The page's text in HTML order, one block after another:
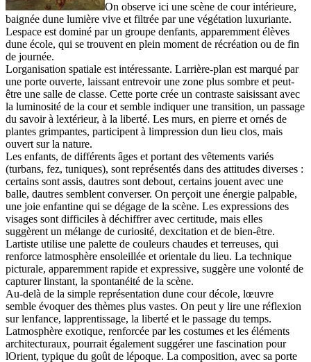
On observe ici une scène de cour intérieure,
baignée dune lumière vive et filtrée par une végétation luxuriante.
Lespace est dominé par un groupe denfants, apparemment élèves
dune école, qui se trouvent en plein moment de récréation ou de fin
de journée.
Lorganisation spatiale est intéressante. Larrière-plan est marqué par
une porte ouverte, laissant entrevoir une zone plus sombre et peut-
être une salle de classe. Cette porte crée un contraste saisissant avec
la luminosité de la cour et semble indiquer une transition, un passage
du savoir à lextérieur, à la liberté. Les murs, en pierre et ornés de
plantes grimpantes, participent à limpression dun lieu clos, mais
ouvert sur la nature.
Les enfants, de différents âges et portant des vêtements variés
(turbans, fez, tuniques), sont représentés dans des attitudes diverses :
certains sont assis, dautres sont debout, certains jouent avec une
balle, dautres semblent converser. On perçoit une énergie palpable,
une joie enfantine qui se dégage de la scène. Les expressions des
visages sont difficiles à déchiffrer avec certitude, mais elles
suggèrent un mélange de curiosité, dexcitation et de bien-être.
Lartiste utilise une palette de couleurs chaudes et terreuses, qui
renforce latmosphère ensoleillée et orientale du lieu. La technique
picturale, apparemment rapide et expressive, suggère une volonté de
capturer linstant, la spontanéité de la scène.
Au-delà de la simple représentation dune cour décole, lœuvre
semble évoquer des thèmes plus vastes. On peut y lire une réflexion
sur lenfance, lapprentissage, la liberté et le passage du temps.
Latmosphère exotique, renforcée par les costumes et les éléments
architecturaux, pourrait également suggérer une fascination pour
lOrient, typique du goût de lépoque. La composition, avec sa porte